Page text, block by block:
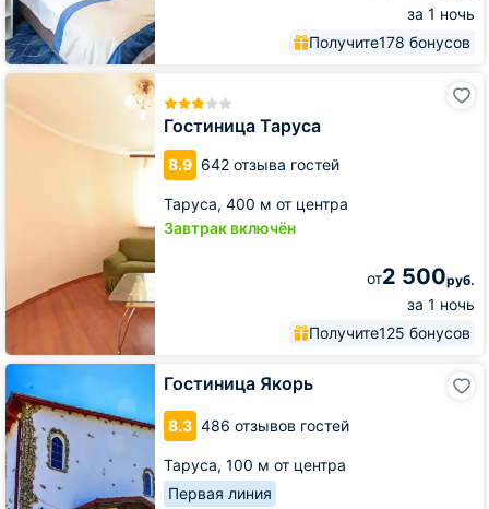
за 1 ночь
Получите178 бонусов
Гостиница Таруса
8.9 642 отзыва гостей
Таруса, 400 м от центра
Завтрак включён
от2 500руб.
за 1 ночь
Получите125 бонусов
Гостиница
Гостиница Якорь
8.3 486 отзывов гостей
Таруса, 100 м от центра
Первая линия
Гостиница
Якорь